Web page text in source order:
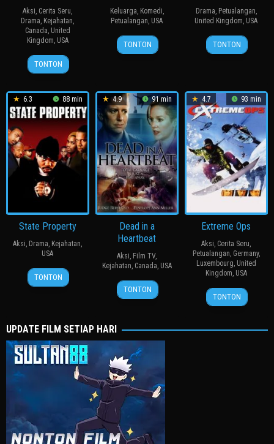
Aksi, Cerita Seru,
Drama, Kejahatan,
Canada, United
Kingdom, USA
6
Dec
David
Anspaugh
TONTON
Keluarga, Komedi,
Petualangan, USA
8
Feb
Shawn
Levy
TONTON
Drama, Petualangan,
United Kingdom, USA
27
Dec
Douglas
McGrath
TONTON
6.3 88 min
State Property
Aksi, Drama, Kejahatan,
USA
18
Jan
Abdul
Malik
TONTON
4.9 91 min
Dead in a
Heartbeat
Aksi, Film TV,
Kejahatan, Canada, USA
3
Mar
Paul
Antier
TONTON
4.7 93 min
Extreme Ops
Aksi, Cerita Seru,
Petualangan, Germany,
Luxembourg, United
Kingdom, USA
27
Nov
Christian
Duguay
TONTON
UPDATE FILM SETIAP HARI